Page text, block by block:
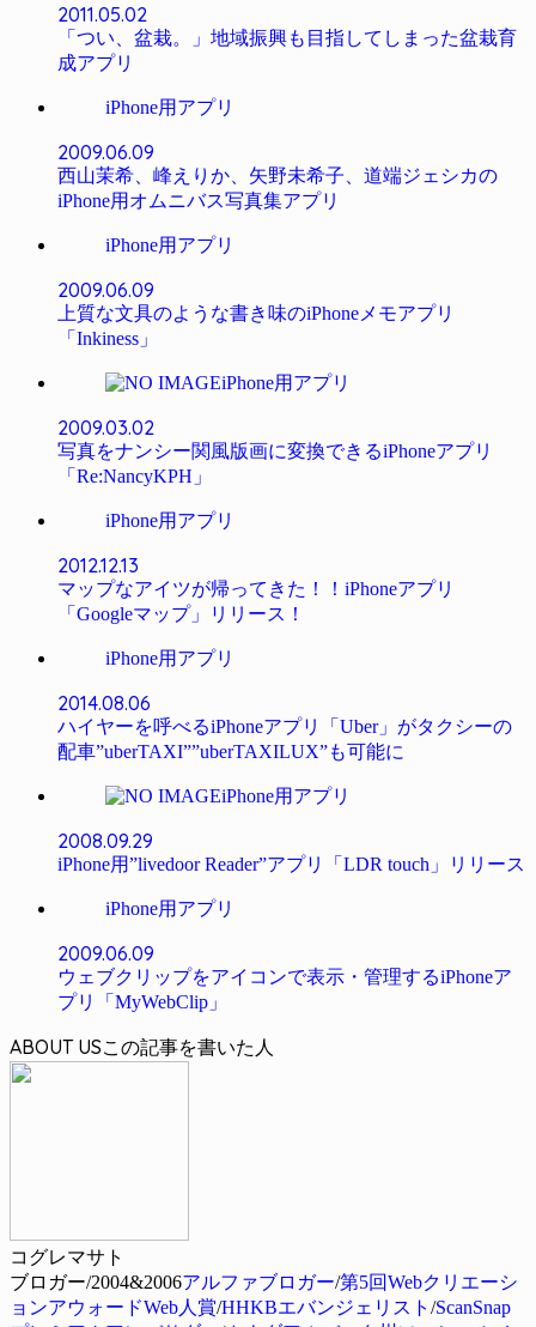
2011.05.02
「つい、盆栽。」地域振興も目指してしまった盆栽育
成アプリ
iPhone用アプリ
2009.06.09
西山茉希、峰えりか、矢野未希子、道端ジェシカの
iPhone用オムニバス写真集アプリ
iPhone用アプリ
2009.06.09
上質な文具のような書き味のiPhoneメモアプリ
「Inkiness」
iPhone用アプリ
2009.03.02
写真をナンシー関風版画に変換できるiPhoneアプリ
「Re:NancyKPH」
iPhone用アプリ
2012.12.13
マップなアイツが帰ってきた！！iPhoneアプリ
「Googleマップ」リリース！
iPhone用アプリ
2014.08.06
ハイヤーを呼べるiPhoneアプリ「Uber」がタクシーの
配車”uberTAXI””uberTAXILUX”も可能に
iPhone用アプリ
2008.09.29
iPhone用”livedoor Reader”アプリ「LDR touch」リリース
iPhone用アプリ
2009.06.09
ウェブクリップをアイコンで表示・管理するiPhoneア
プリ「MyWebClip」
ABOUT US
コグレマサト
ブロガー/2004&2006アルファブロガー/第5回Webクリエーシ
ョンアウォードWeb人賞/HHKBエバンジェリスト /ScanSnap